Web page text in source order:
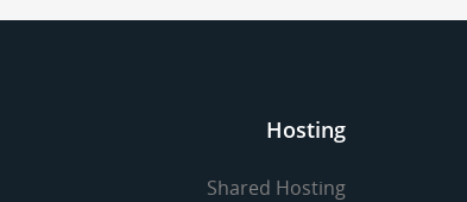
Hosting
Shared Hosting